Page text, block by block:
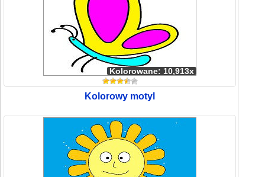
Kolorowane: 10,913x
Kolorowy motyl